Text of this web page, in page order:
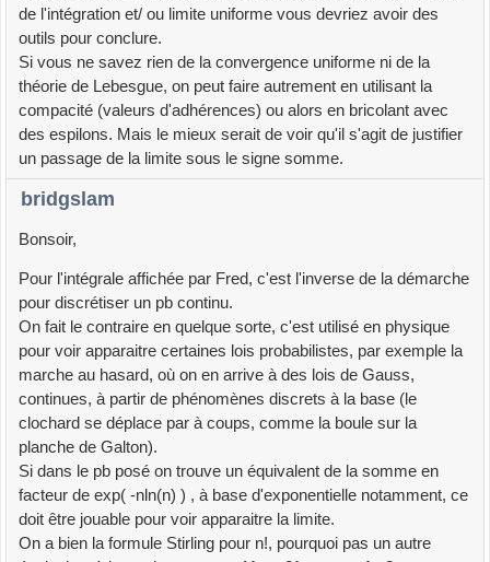
de l'intégration et/ ou limite uniforme vous devriez avoir des
outils pour conclure.
Si vous ne savez rien de la convergence uniforme ni de la
théorie de Lebesgue, on peut faire autrement en utilisant la
compacité (valeurs d'adhérences) ou alors en bricolant avec
des espilons. Mais le mieux serait de voir qu'il s'agit de justifier
un passage de la limite sous le signe somme.
bridgslam
Bonsoir,
Pour l'intégrale affichée par Fred, c'est l'inverse de la démarche
pour discrétiser un pb continu.
On fait le contraire en quelque sorte, c'est utilisé en physique
pour voir apparaitre certaines lois probabilistes, par exemple la
marche au hasard, où on en arrive à des lois de Gauss,
continues, à partir de phénomènes discrets à la base (le
clochard se déplace par à coups, comme la boule sur la
planche de Galton).
Si dans le pb posé on trouve un équivalent de la somme en
facteur de exp( -nln(n) ) , à base d'exponentielle notamment, ce
doit être jouable pour voir apparaitre la limite.
On a bien la formule Stirling pour n!, pourquoi pas un autre